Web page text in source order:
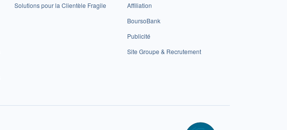
Solutions pour la Clientèle Fragile
Affiliation
BoursoBank
Publicité
Site Groupe & Recrutement